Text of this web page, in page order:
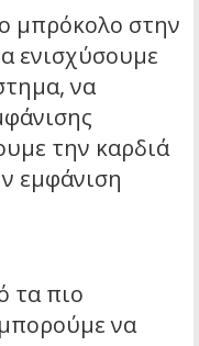
μπρόκολο στην
ενισχύσουμε
να
την καρδιά
εμφάνιση
τα πιο
να